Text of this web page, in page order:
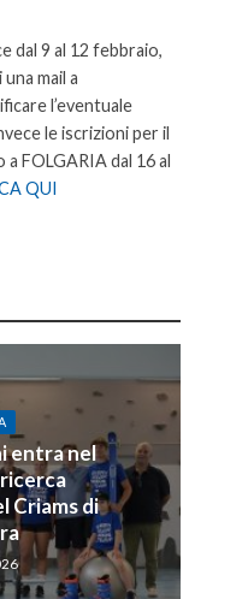
dal 9 al 12 febbraio,
mail a
l’eventuale
le iscrizioni per il
FOLGARIA dal 16 al
QUI
entra nel
Criams di